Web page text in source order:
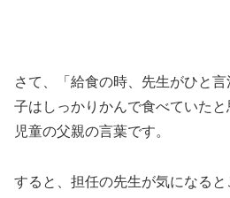
さて、「給食の時、先生がひと
子はしっかりかんで食べていた
児童の父親の言葉です。
すると、担任の先生が気になる